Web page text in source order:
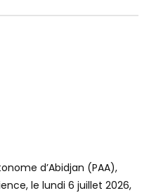
d’Abidjan (PAA),
le lundi 6 juillet 2026,